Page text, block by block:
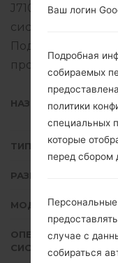
системы
Подробная
прошивку на
НАЗВАНИЕ ФАЙЛА
ТИП ПРОШИВКИ
РАЗМЕР ФАЙЛА
МОДЕЛЬ
ОПЕРАЦИОННАЯ
СИСТЕМА
Ваш логин
Подробная
собираемых
политики
специальных
которые
перед сбором
случае с
собираться